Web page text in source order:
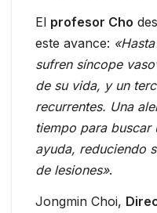
El profesor Cho
este avance:
sufren síncope
de su vida, y un
recurrentes. Una
tiempo para
ayuda, reduciendo
de lesiones».
Jongmin Choi,